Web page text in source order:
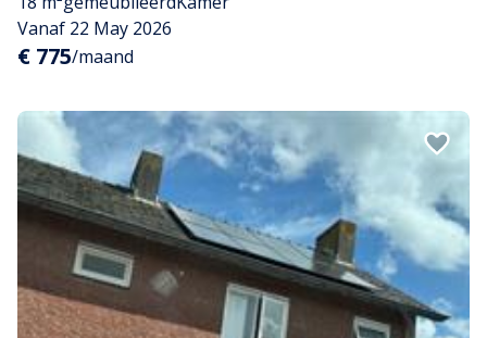
Vanaf 22 May 2026
€ 775/maand